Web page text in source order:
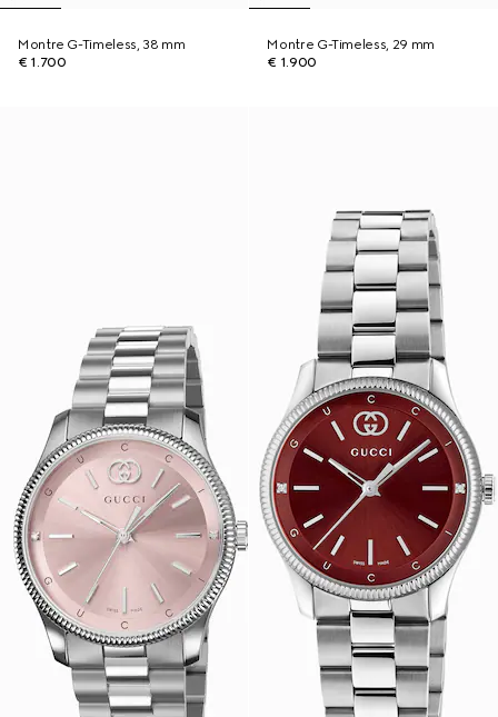
Montre G-Timeless, 38 mm
€ 1.700
Montre G-Timeless, 29 mm
€ 1.900